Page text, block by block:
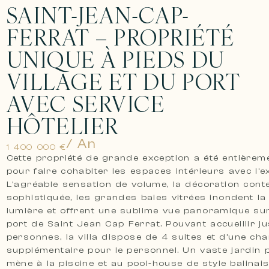
SAINT-JEAN-CAP-
FERRAT – PROPRIÉTÉ
UNIQUE À PIEDS DU
VILLAGE ET DU PORT
AVEC SERVICE
HÔTELIER
1 400 000 €/ An
Cette propriété de grande exception a été
pour faire cohabiter les espaces intérieurs avec
L’agréable sensation de volume, la décoration
sophistiquée, les grandes baies vitrées inondent la
lumière et offrent une sublime vue panoramique
port de Saint Jean Cap Ferrat. Pouvant accueillir
personnes, la villa dispose de 4 suites et d’une chambre
supplémentaire pour le personnel. Un vaste jardin
mène à la piscine et au pool-house de style